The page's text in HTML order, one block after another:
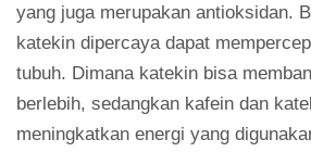
yang juga merupakan antioksidan.
katekin dipercaya dapat
tubuh. Dimana katekin bisa
berlebih, sedangkan kafein dan
meningkatkan energi yang